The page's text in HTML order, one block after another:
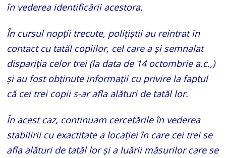
în vederea identificării acestora.
În cursul nopții trecute, polițiștii au reintrat în
contact cu tatăl copiilor, cel care a și semnalat
dispariția celor trei (la data de 14 octombrie a.c.,)
și au fost obținute informații cu privire la faptul
că cei trei copii s-ar afla alături de tatăl lor.
În acest caz, continuam cercetările în vederea
stabilirii cu exactitate a locației în care cei trei se
afla alături de tatăl lor și a luării măsurilor care se